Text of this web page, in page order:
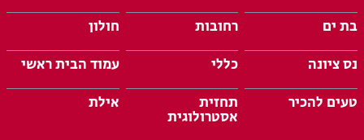
בת ים
רחובות
חולון
נס ציונה
כללי
עמוד הבית ראשי
טעים להכיר
תחזית
אסטרולוגית
אילת